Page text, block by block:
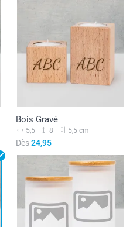
Bois Gravé
5,5 8 5,5 cm
Dès24,95